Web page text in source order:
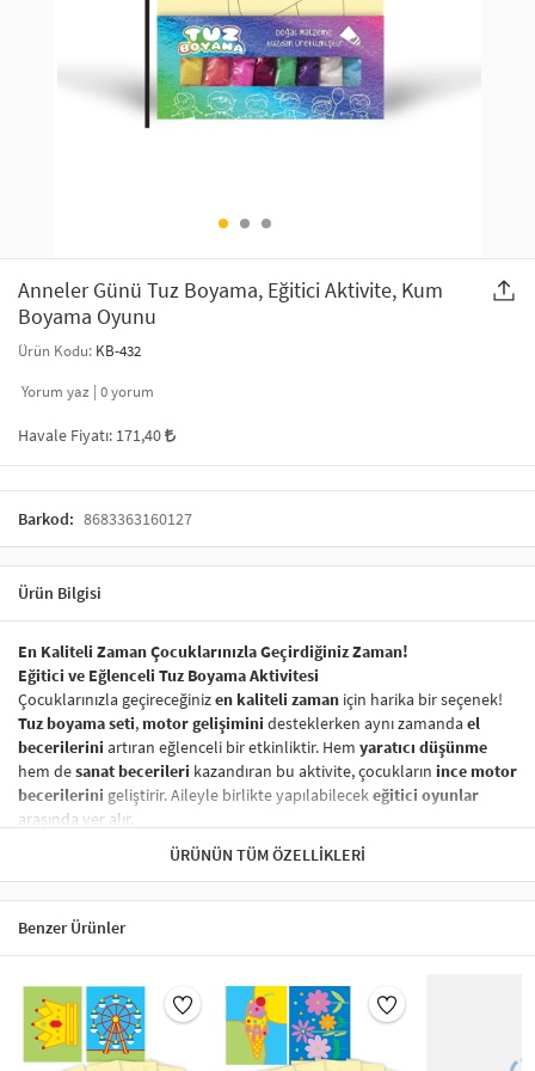
SAÇ AKSESUARLARI
GELİN / DÜĞÜN AKSESUARLARI
ŞAL VE FULAR
ODA KOKUSU VE MUM
YILBAŞI ÜRÜNLERİ
Anneler Günü Tuz Boyama, Eğitici Aktivite, Kum
Boyama Oyunu
Ürün Kodu: KB-432
Yorum yaz | 0yorum
Havale Fiyatı: 171,40
Barkod: 8683363160127
Ürün Bilgisi
En Kaliteli Zaman Çocuklarınızla Geçirdiğiniz Zaman!
Eğitici ve Eğlenceli Tuz Boyama Aktivitesi
Çocuklarınızla geçireceğinizen kaliteli zaman için harika bir seçenek!
Tuz boyama seti, motor gelişimini desteklerken aynı zamanda el
becerilerini artıran eğlenceli bir etkinliktir. Hem yaratıcı düşünme
hem desanat becerileri kazandıran bu aktivite, çocukların ince motor
becerilerini geliştirir. Aileyle birlikte yapılabilecekeğitici oyunlar
arasında yer alır.
Sağlığa Zararsız ve Güvenli Boyama Seti
Ürünümüzde kullanılanboyalartamamensağlığa zararsızolup,
çocuklarınızın güvenliği her zaman ön planda tutulmuştur. Çocuklar
içingüvenli tuz boyama
projeler yapmak için ideal bir seçenektir.
Nasıl Yapılır?
Tuz boyama setinizi kullanarak yaratıcı birsanat eserioluşturmak
oldukça basittir:
ÜRÜNÜN TÜM ÖZELLIKLERI
Benzer Ürünler